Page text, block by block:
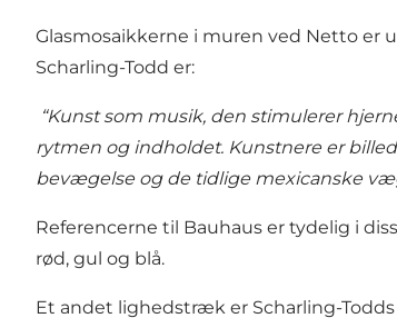
Glasmosaikkerne i muren ved Netto er
Scharling-Todd er:
“Kunst som musik, den stimulerer
rytmen og indholdet. Kunstnere er
bevægelse og de tidlige mexicanske
Referencerne til Bauhaus er tydelig i
rød, gul og blå.
Et andet lighedstræk er Scharling-